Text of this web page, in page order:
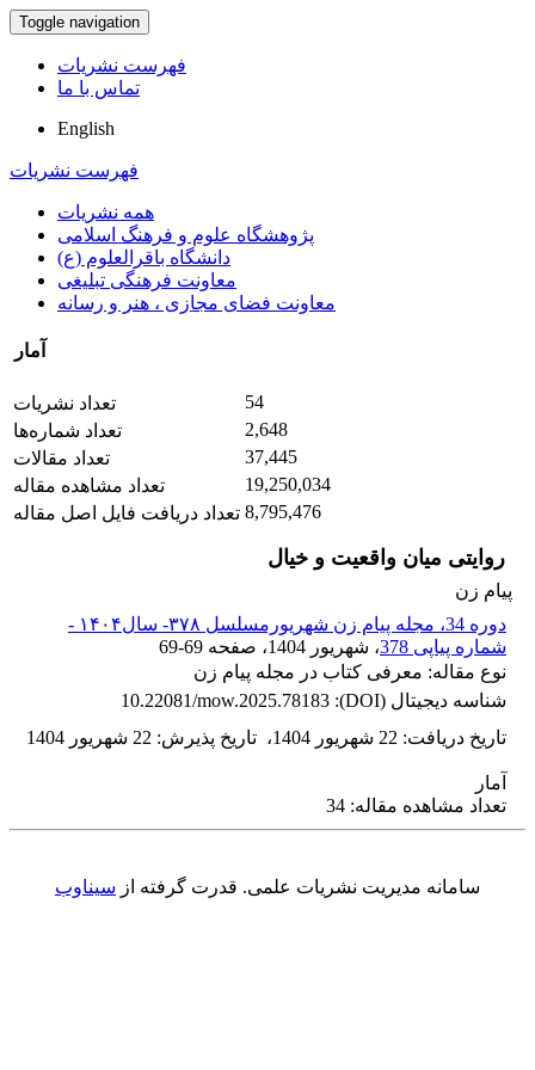
Toggle navigation
فهرست نشریات
تماس با ما
English
فهرست نشریات
همه نشریات
پژوهشگاه علوم و فرهنگ اسلامی
دانشگاه باقرالعلوم (ع)
معاونت فرهنگی تبلیغی
معاونت فضای مجازی ، هنر و رسانه
آمار
تعداد نشریات
54
تعداد شماره‌ها
2,648
تعداد مقالات
37,445
تعداد مشاهده مقاله
19,250,034
تعداد دریافت فایل اصل مقاله 8,795,476
روایتی میان واقعیت و خیال
پیام زن
دوره 34، مجله پیام زن شهریورمسلسل ۳۷۸- سال۱۴۰۴ -
شماره پیاپی 378
، شهریور 1404 ، صفحه 69-69
نوع مقاله: معرفی کتاب در مجله پیام زن
شناسه دیجیتال (DOI):
10.22081/mow.2025.78183
تاریخ دریافت: 22 شهریور 1404 ، تاریخ پذیرش: 22 شهریور 1404
آمار
تعداد مشاهده مقاله: 34
سامانه مدیریت نشریات علمی. قدرت گرفته از سیناوب